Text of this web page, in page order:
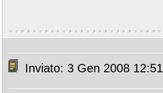
Inviato: 3 Gen 2008 12:51